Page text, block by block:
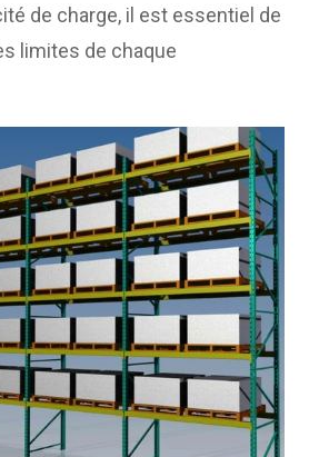
de charge, il est essentiel de
limites de chaque